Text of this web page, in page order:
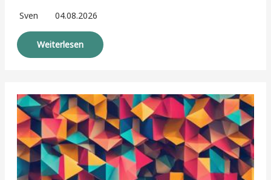
Sven 04.08.2026
Weiterlesen